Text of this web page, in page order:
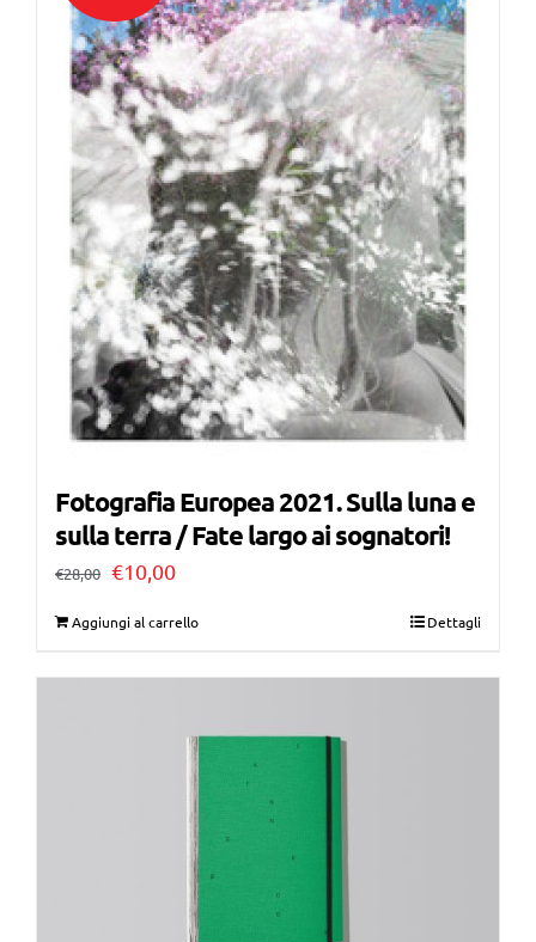
Fotografia Europea 2021. Sulla luna e
sulla terra / Fate largo ai sognatori!
€28,00 Il
era:
€10,00Il
è:
Aggiungi al carrello Dettagli